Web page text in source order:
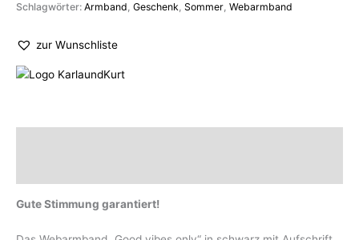
Schlagwörter: Armband, Geschenk, Sommer, Webarmband
zur Wunschliste
Gute Stimmung garantiert!